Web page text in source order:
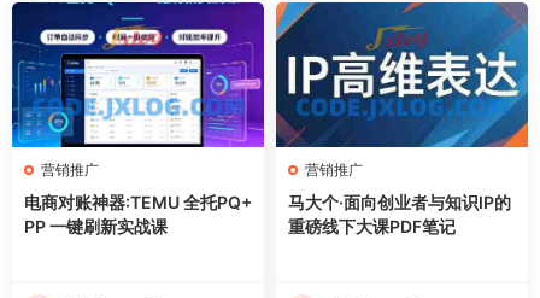
营销推广
电商对账神器:TEMU 全托PQ+
PP 一键刷新实战课
营销推广
马大个·面向创业者与知识IP的
重磅线下大课PDF笔记